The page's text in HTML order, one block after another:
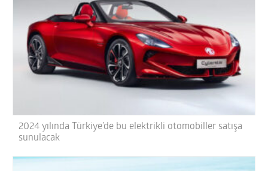
2024 yılında Türkiye’de bu elektrikli otomobiller satışa
sunulacak